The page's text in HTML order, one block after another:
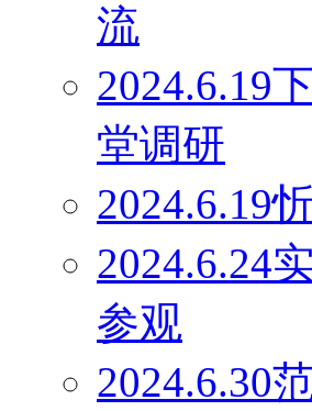
流
2024.6.19
堂调研
2024.6.19
2024.6.24
参观
2024.6.30